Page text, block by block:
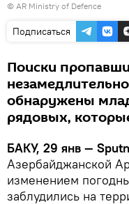
© AR Ministry of Defence
Подписаться
Поиски
обнаружены
рядовых,
БАКУ, 29 янв —
Азербайджанской
изменением
заблудились на